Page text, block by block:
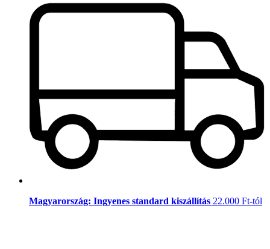
Magyarország: Ingyenes standard kiszállítás 22.000 Ft-tól